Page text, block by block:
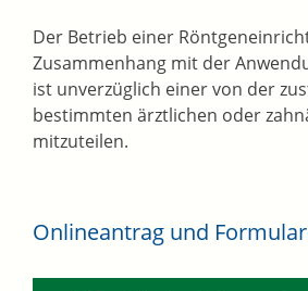
Der Betrieb einer
Zusammenhang mit der
ist unverzüglich einer von der
bestimmten ärztlichen oder
mitzuteilen.
Onlineantrag und